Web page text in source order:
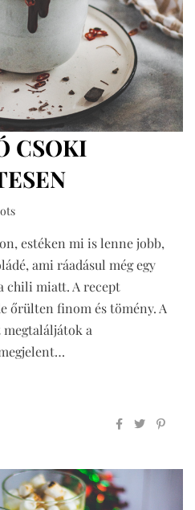
CSOKI
estéken mi is lenne jobb,
ami ráadásul még egy
chili miatt. A recept
őrülten finom és tömény. A
a